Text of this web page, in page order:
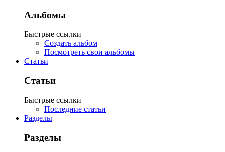
Альбомы
Быстрые ссылки
Создать альбом
Посмотреть свои альбомы
Статьи
Статьи
Быстрые ссылки
Последние статьи
Разделы
Разделы